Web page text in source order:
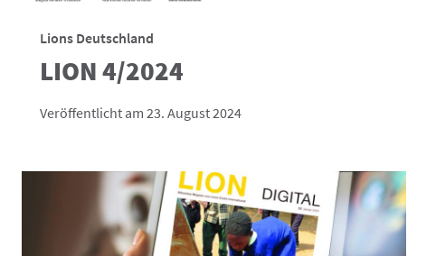
Lions Deutschland
LION 4/2024
Veröffentlicht am 23. August 2024